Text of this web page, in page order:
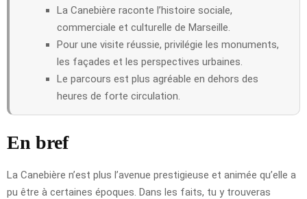
La Canebière raconte l’histoire sociale,
commerciale et culturelle de Marseille.
Pour une visite réussie, privilégie les monuments,
les façades et les perspectives urbaines.
Le parcours est plus agréable en dehors des
heures de forte circulation.
En bref
La Canebière n’est plus l’avenue prestigieuse et animée qu’elle a
pu être à certaines époques. Dans les faits, tu y trouveras